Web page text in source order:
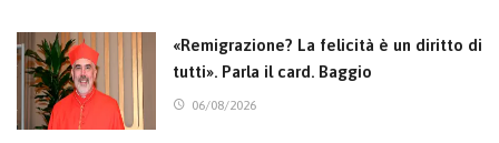
«Remigrazione? La felicità è un diritto di
tutti». Parla il card. Baggio
06/08/2026